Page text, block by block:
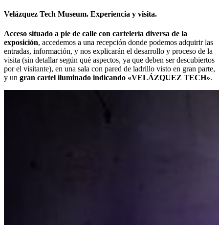
Velázquez Tech Museum. Experiencia y visita.
Acceso situado a pie de calle con cartelería diversa de la
exposición, accedemos a una recepción donde podemos adquirir las
entradas, información, y nos explicarán el desarrollo y proceso de la
visita (sin detallar según qué aspectos, ya que deben ser descubiertos
por el visitante), en una sala con pared de ladrillo visto en gran parte,
y un gran cartel iluminado indicando «VELÁZQUEZ TECH».